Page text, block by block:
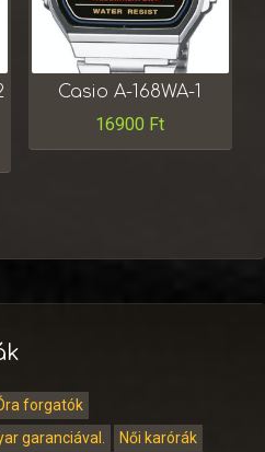
Casio A-168WA-1
16900 Ft
forgatók
garanciával.
Női karórák